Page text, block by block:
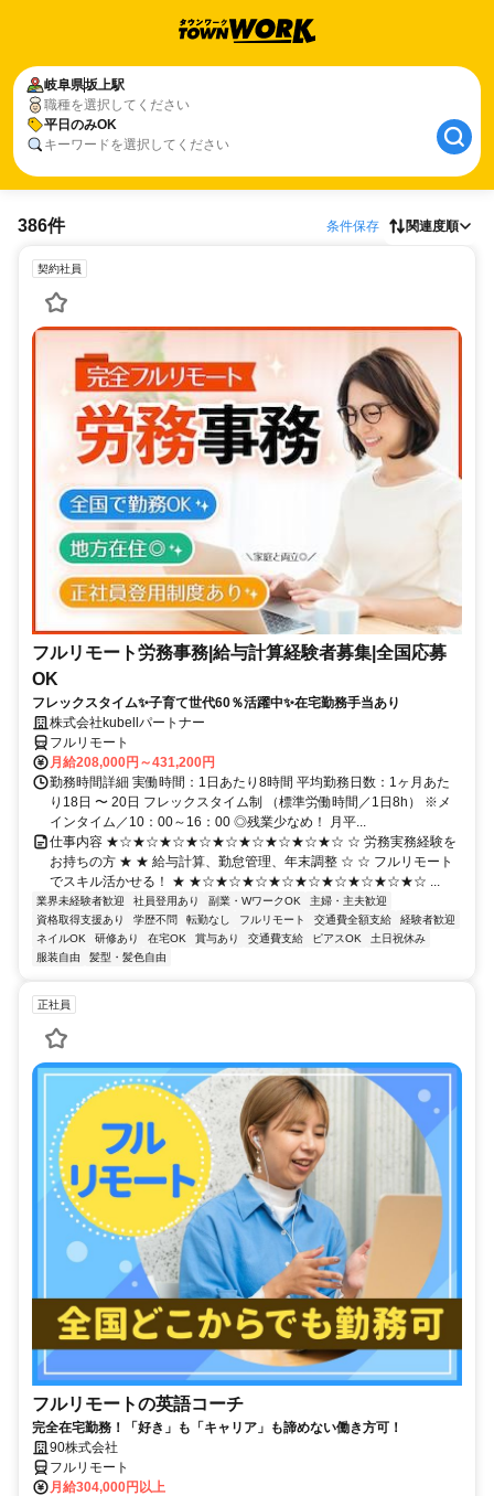
岐阜県坂上駅
職種を選択してください
平日のみOK
キーワードを選択してください
386件 条件保存 関連度順
契約社員
フルリモート労務事務|給与計算経験者募集|全国応募
OK
フレックスタイム✨子育て世代60％活躍中✨在宅勤務手当あり
株式会社kubellパートナー
フルリモート
月給208,000円～431,200円
勤務時間詳細 実働時間：1日あたり8時間 平均勤務日数：1ヶ月あた
り18日 〜 20日 フレックスタイム制 （標準労働時間／1日8h） ※メ
インタイム／10：00～16：00 ◎残業少なめ！ 月平...
仕事内容 ★☆★☆★☆★☆★☆★☆★☆★☆★☆ ☆ 労務実務経験を
お持ちの方 ★ ★ 給与計算、勤怠管理、年末調整 ☆ ☆ フルリモート
でスキル活かせる！ ★ ★☆★☆★☆★☆★☆★☆★☆★☆★☆ ...
業界未経験者歓迎 社員登用あり 副業・WワークOK
主婦・主夫歓迎
資格取得支援あり
学歴不問 転勤なし フルリモート 交通費全額支給
経験者歓迎
ネイルOK
研修あり 在宅OK 賞与あり 交通費支給 ピアスOK
土日祝休み
服装自由
髪型・髪色自由
正社員
フルリモートの英語コーチ
完全在宅勤務！「好き」も「キャリア」も諦めない働き方可！
90株式会社
フルリモート
月給304,000円以上